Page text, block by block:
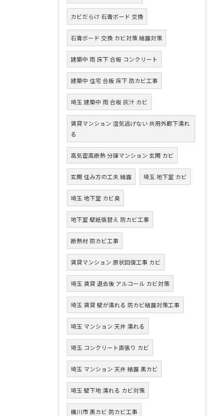
カビだらけ 石膏ボード 交換
石膏ボード 交換 カビ対策 結露対策
建築中 雨 床下 合板 コンクリート
建築中 住宅 合板 床下 防カビ工事
埼玉 建築中 雨 合板 灰汁 カビ
賃貸マンション 湿気逃げない 共用外廊下濡れ
る
高気密高断熱 分譲マンション 玄関 カビ
玄関 住み方の工夫 結露 埼玉 地下室 カビ
埼玉 地下室 カビ臭
地下室 壁紙張替え 防カビ工事
断熱材 防カビ工事
賃貸マンション 原状回復工事 カビ
埼玉 賃貸 退去後 アルコール カビ対策
埼玉 賃貸 壁が濡れる 防カビ結露対策工事
埼玉 マンション 天井 濡れる
埼玉 コンクリート直張り カビ
埼玉 マンション 天井 結露 黒カビ
埼玉 壁下地 濡れる カビ対策
桶川市 黒カビ 防カビ工事